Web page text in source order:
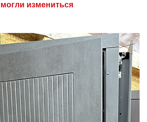
могли измениться